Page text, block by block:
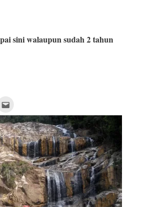
sini walaupun sudah 2 tahun